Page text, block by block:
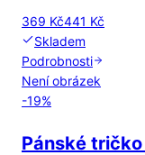
369 Kč441 Kč
Skladem
Podrobnosti
Není obrázek
-19%
Pánské